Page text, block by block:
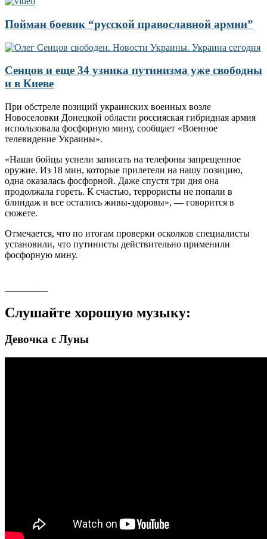
Пойман боевик “русской православной армии”
Сенцов и еще 34 узника путинизма уже свободны
и в Киеве
При обстреле позиций украинских военных возле
Новоселовки Донецкой области россияская гибридная армия
использовала фосфорную мину, сообщает «Военное
телевидение Украины».
«Наши бойцы успели записать на телефоны запрещенное
оружие. Из 18 мин, которые прилетели на нашу позицию,
одна оказалась фосфорной. Даже спустя три дня она
продолжала гореть. К счастью, террористы не попали в
блиндаж и все остались живы-здоровы», — говорится в
сюжете.
Отмечается, что по итогам проверки осколков специалисты
установили, что путинисты действительно применили
фосфорную мину.
Слушайте хорошую музыку:
Девочка с Луны